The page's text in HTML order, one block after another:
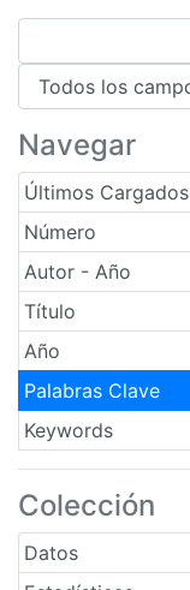
Navegar
Últimos Cargados
Número
Autor - Año
Título
Año
Palabras Clave
Keywords
Colección
Datos